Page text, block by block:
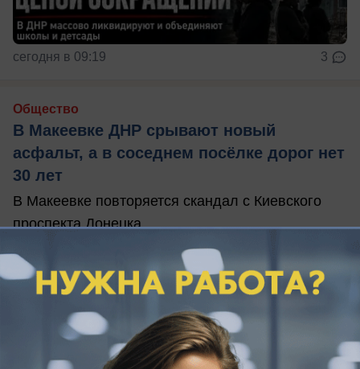
сегодня в 09:19 3
Общество
В Макеевке ДНР срывают новый
асфальт, а в соседнем посёлке дорог нет
30 лет
В Макеевке повторяется скандал с Киевского
проспекта Донецка